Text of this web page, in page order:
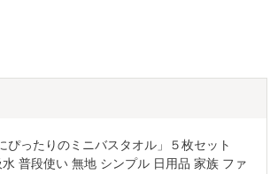
ぴったりのミニバスタオル」５枚セット
普段使い 無地 シンプル 日用品 家族 ファ